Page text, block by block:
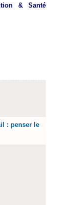
& Santé
: penser le